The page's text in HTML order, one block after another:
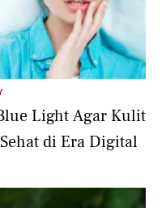
Light Agar Kulit
di Era Digital